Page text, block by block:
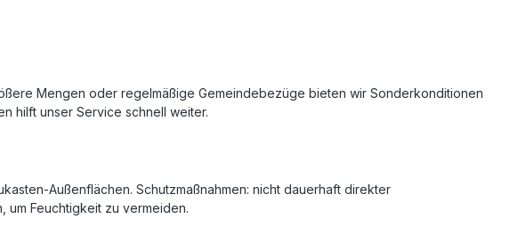
Mengen oder regelmäßige Gemeindebezüge bieten wir Sonderkonditionen
hilft unser Service schnell weiter.
Schutzmaßnahmen: nicht dauerhaft direkter
um Feuchtigkeit zu vermeiden.